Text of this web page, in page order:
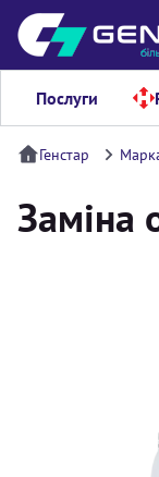
Послуги
Генстар
Заміна